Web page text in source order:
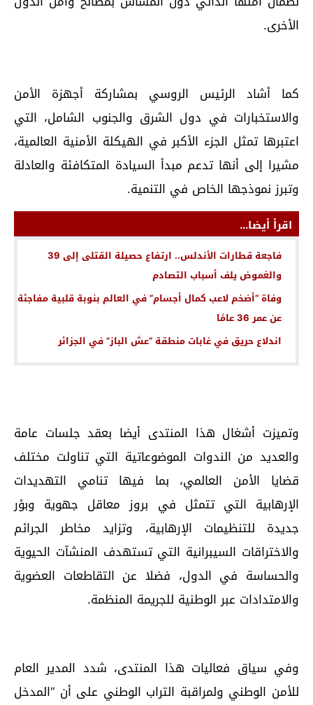
الأخرى.
كما أشاد الرئيس الروسي بمشاركة أجهزة الأمن
والاستخبارات في دول الشرق والجنوب الشامل، التي
اعتبرها تمثل الجزء الأكبر في الهيكلة الأمنية العالمية،
مشيرا إلى أنها تدعم مبدأ السيادة المتكافئة والعادلة
وتبرز نموذجها الخاص في التنمية.
اقرأ أيضا...
فاجعة قطارات الأندلس.. ارتفاع حصيلة القتلى إلى 39
والغموض يلف أسباب التصادم
وفاة “أضخم لاعب كمال أجسام” في العالم بنوبة قلبية مفاجئة
عن عمر 36 عامًا
اندلاع حريق في غابات منطقة “عش الباز” في الجزائر
وتميزت أشغال هذا المنتدى أيضا بعقد جلسات عامة
والعديد من الندوات الموضوعاتية التي تناولت مختلف
قضايا الأمن العالمي، بما فيها تنامي التهديدات
الإرهابية التي تتمثل في بروز معاقل جهوية وبؤر
جديدة للتنظيمات الإرهابية، وتزايد مخاطر الجرائم
والاختراقات السيبرانية التي تستهدف المنشآت الحيوية
والحساسة في الدول، فضلا عن التقاطعات العضوية
والامتدادات عبر الوطنية للجريمة المنظمة.
وفي سياق فعاليات هذا المنتدى، شدد المدير العام
للأمن الوطني ولمراقبة التراب الوطني على أن “المدخل